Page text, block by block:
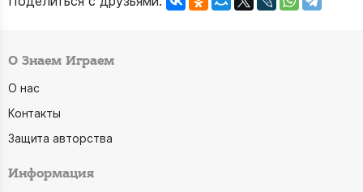
О Знаем Играем
О нас
Контакты
Защита авторства
Информация